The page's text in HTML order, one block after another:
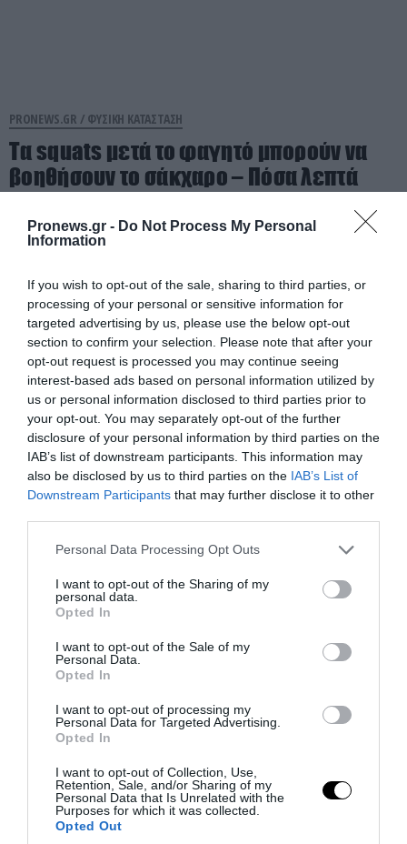
Pronews.gr - Do Not Process My Personal
Information
If you wish to opt-out of the sale, sharing to third parties, or
processing of your personal or sensitive information for
targeted advertising by us, please use the below opt-out
section to confirm your selection. Please note that after your
opt-out request is processed you may continue seeing
interest-based ads based on personal information utilized by
us or personal information disclosed to third parties prior to
your opt-out. You may separately opt-out of the further
disclosure of your personal information by third parties on the
IAB’s list of downstream participants. This information may
also be disclosed by us to third parties on the IAB’s List of
Downstream Participants that may further disclose it to other
Please note that this website/app uses one or more Google
not limited to your visit or usage behaviour. You may click to
grant or deny consent to Google and its third-party tags to
use your data for below specified purposes in below Google
consent section.
Personal Data Processing Opt Outs
I want to opt-out of the Sharing of my
personal data.
Opted In
I want to opt-out of the Sale of my
Personal Data.
Opted In
I want to opt-out of processing my
Personal Data for Targeted Advertising.
Opted In
I want to opt-out of Collection, Use,
Retention, Sale, and/or Sharing of my
Personal Data that Is Unrelated with the
Purposes for which it was collected.
Opted Out
PRONEWS.GR / ΦΥΣΙΚΗ ΚΑΤΑΣΤΑΣΗ
Τα squats μετά το φαγητό μπορούν να
βοηθήσουν το σάκχαρο – Πόσα λεπτά
08.08.2026 | 16:21
PRONEWS.GR /ΥΓΕΙΑ
παίζουν καφές, αυγά και ντομάτες
08.08.2026 | 15:36